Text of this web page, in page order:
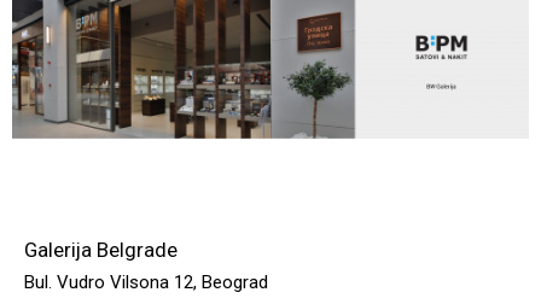
Galerija Belgrade
Bul. Vudro Vilsona 12, Beograd